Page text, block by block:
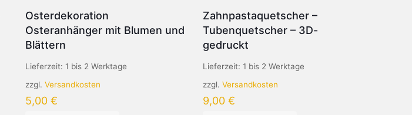
Osterdekoration
Osteranhänger mit Blumen und
Blättern
Lieferzeit: 1 bis 2 Werktage
zzgl. Versandkosten
5,00 €
Zahnpastaquetscher –
Tubenquetscher – 3D-
gedruckt
Lieferzeit: 1 bis 2 Werktage
zzgl. Versandkosten
9,00 €